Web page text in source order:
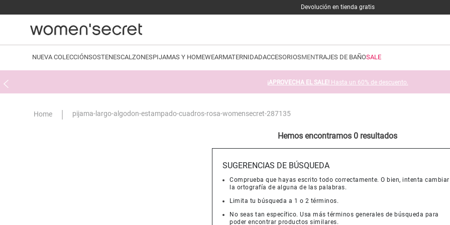
Devolución en tienda gratis
NUEVA COLECCIÓNSOSTENESCALZONESPIJAMAS Y HOMEWEARMATERNIDADACCESORIOSMENTRAJES DE BAÑOSALE
¡APROVECHA EL SALE! Hasta un 60% de descuento.
pijama-largo-algodon-estampado-cuadros-rosa-womensecret-287135
Hemos encontramos 0 resultados
SUGERENCIAS DE BÚSQUEDA
Comprueba que hayas escrito todo correctamente. O bien, intenta cambiar
la ortografía de alguna de las palabras.
Limita tu búsqueda a 1 o 2 términos.
No seas tan específico. Usa más términos generales de búsqueda para
poder encontrar productos similares.